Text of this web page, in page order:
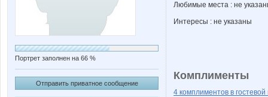
Портрет заполнен на 66 %
Отправить приватное сообщение
Любимые места : не
Интересы : не указаны
Комплименты
4 комплиментов в гостевой